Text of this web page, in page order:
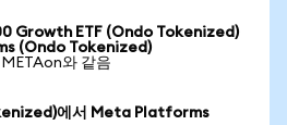
Growth ETF (Ondo Tokenized)
(Ondo Tokenized)
와 같음
에서 Meta Platforms